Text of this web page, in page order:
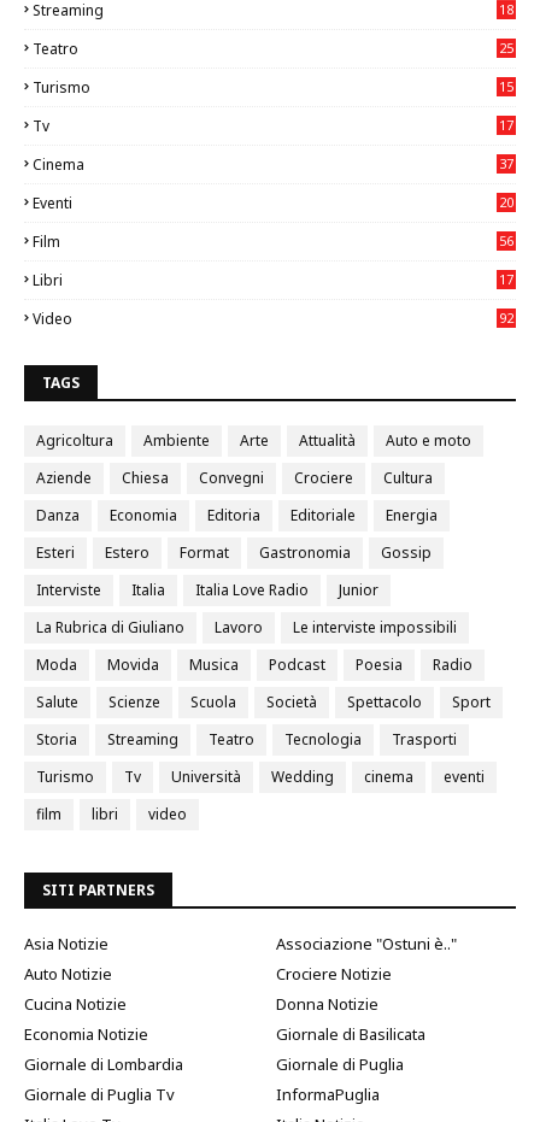
Streaming 18
Teatro
25
Turismo
15
Tv
17
Cinema
37
Eventi
20
Film
56
Libri
17
Video
92
TAGS
Agricoltura Ambiente Arte Attualità
Auto e moto
Aziende
Chiesa Convegni Crociere
Cultura
Danza
Economia Editoria Editoriale
Energia
Esteri
Estero Format Gastronomia
Gossip
Interviste
Italia Italia Love Radio
Junior
La Rubrica di Giuliano
Lavoro
Le interviste impossibili
Moda
Movida Musica Podcast Poesia
Radio
Salute
Scienze Scuola Società Spettacolo
Sport
Storia
Streaming Teatro Tecnologia
Trasporti
Turismo
Tv Università Wedding cinema
eventi
film
libri video
SITI PARTNERS
Asia Notizie
Associazione "Ostuni è.."
Auto Notizie
Crociere Notizie
Cucina Notizie
Donna Notizie
Economia Notizie
Giornale di Basilicata
Giornale di Lombardia
Giornale di Puglia
Giornale di Puglia Tv
InformaPuglia